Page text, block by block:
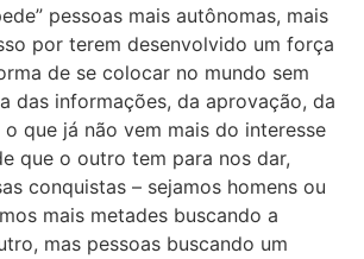
pessoas mais autônomas, mais
por terem desenvolvido um força
de se colocar no mundo sem
das informações, da aprovação, da
que já não vem mais do interesse
que o outro tem para nos dar,
conquistas – sejamos homens ou
mais metades buscando a
mas pessoas buscando um